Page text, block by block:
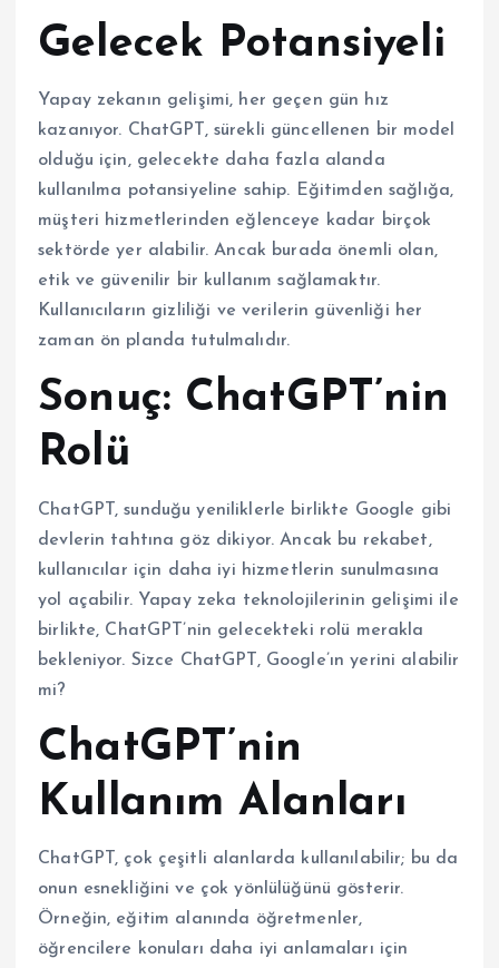
Gelecek Potansiyeli
Yapay zekanın gelişimi, her geçen gün hız
kazanıyor. ChatGPT, sürekli güncellenen bir model
olduğu için, gelecekte daha fazla alanda
kullanılma potansiyeline sahip. Eğitimden sağlığa,
müşteri hizmetlerinden eğlenceye kadar birçok
sektörde yer alabilir. Ancak burada önemli olan,
etik ve güvenilir bir kullanım sağlamaktır.
Kullanıcıların gizliliği ve verilerin güvenliği her
zaman ön planda tutulmalıdır.
Sonuç: ChatGPT’nin
Rolü
ChatGPT, sunduğu yeniliklerle birlikte Google gibi
devlerin tahtına göz dikiyor. Ancak bu rekabet,
kullanıcılar için daha iyi hizmetlerin sunulmasına
yol açabilir. Yapay zeka teknolojilerinin gelişimi ile
birlikte, ChatGPT’nin gelecekteki rolü merakla
bekleniyor. Sizce ChatGPT, Google’ın yerini alabilir
mi?
ChatGPT’nin
Kullanım Alanları
ChatGPT, çok çeşitli alanlarda kullanılabilir; bu da
onun esnekliğini ve çok yönlülüğünü gösterir.
Örneğin, eğitim alanında öğretmenler,
öğrencilere konuları daha iyi anlamaları için